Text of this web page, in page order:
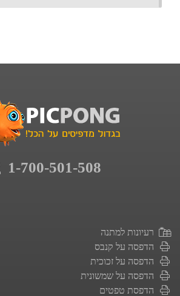
1-700-501-508
רעיונות למתנה
הדפסה על קנבס
הדפסה על זכוכית
הדפסה על שמשונית
הדפסת טפטים